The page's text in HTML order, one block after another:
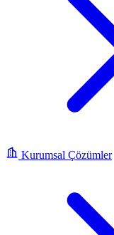
Kurumsal Çözümler